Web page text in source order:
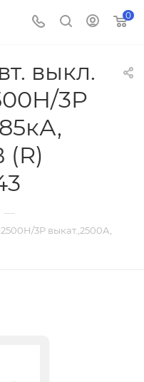
0
выкл.
3P
(R)
—
3P выкат.,2500А,